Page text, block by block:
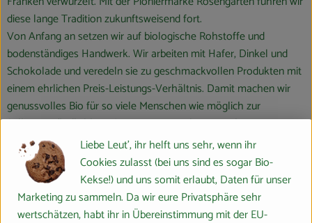
diese lange Tradition zukunftsweisend fort.
Von Anfang an setzen wir auf biologische Rohstoffe und
bodenständiges Handwerk. Wir arbeiten mit Hafer, Dinkel und
Schokolade und veredeln sie zu geschmackvollen Produkten mit
einem ehrlichen Preis-Leistungs-Verhältnis. Damit machen wir
genussvolles Bio für so viele Menschen wie möglich zur
Selbstverständlichkeit. Gemeinsam mit dem Naturkost-
Fachhandel und unseren Kunden stärken wir die ökologische
Landwirtschaft und schaffen eine wichtige Voraussetzung für die
Sicherung einer artenreichen und lebenswerten Umwelt.
Liebe Leut', ihr helft uns sehr, wenn ihr
Cookies zulasst (bei uns sind es sogar Bio-
Kekse!) und uns somit erlaubt, Daten für unser
Marketing zu sammeln. Da wir eure Privatsphäre sehr
wertschätzen, habt ihr in Übereinstimmung mit der EU-